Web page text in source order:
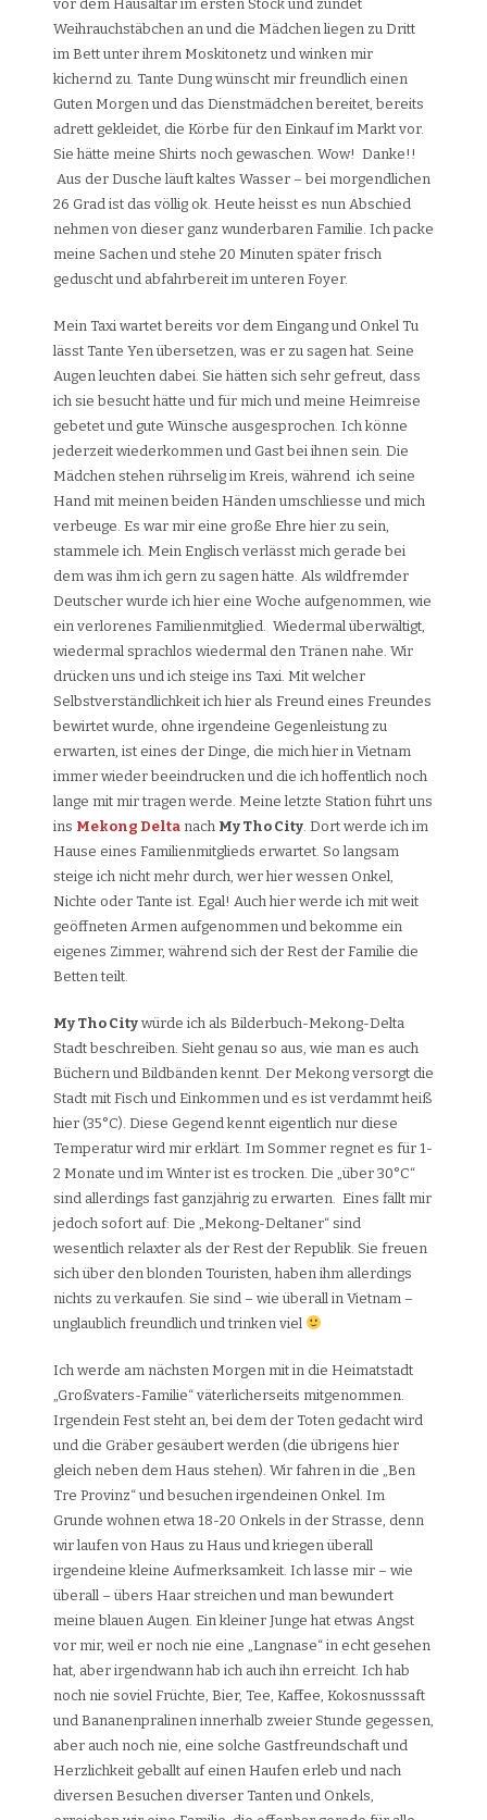
vor dem Hausaltar im ersten Stock und zündet
Weihrauchstäbchen an und die Mädchen liegen zu Dritt
im Bett unter ihrem Moskitonetz und winken mir
kichernd zu. Tante Dung wünscht mir freundlich einen
Guten Morgen und das Dienstmädchen bereitet, bereits
adrett gekleidet, die Körbe für den Einkauf im Markt vor.
Sie hätte meine Shirts noch gewaschen. Wow! Danke!!
Aus der Dusche läuft kaltes Wasser – bei morgendlichen
26 Grad ist das völlig ok. Heute heisst es nun Abschied
nehmen von dieser ganz wunderbaren Familie. Ich packe
meine Sachen und stehe 20 Minuten später frisch
geduscht und abfahrbereit im unteren Foyer.
Mein Taxi wartet bereits vor dem Eingang und Onkel Tu
lässt Tante Yen übersetzen, was er zu sagen hat. Seine
Augen leuchten dabei. Sie hätten sich sehr gefreut, dass
ich sie besucht hätte und für mich und meine Heimreise
gebetet und gute Wünsche ausgesprochen. Ich könne
jederzeit wiederkommen und Gast bei ihnen sein. Die
Mädchen stehen rührselig im Kreis, während ich seine
Hand mit meinen beiden Händen umschliesse und mich
verbeuge. Es war mir eine große Ehre hier zu sein,
stammele ich. Mein Englisch verlässt mich gerade bei
dem was ihm ich gern zu sagen hätte. Als wildfremder
Deutscher wurde ich hier eine Woche aufgenommen, wie
ein verlorenes Familienmitglied. Wiedermal überwältigt,
wiedermal sprachlos wiedermal den Tränen nahe. Wir
drücken uns und ich steige ins Taxi. Mit welcher
Selbstverständlichkeit ich hier als Freund eines Freundes
bewirtet wurde, ohne irgendeine Gegenleistung zu
erwarten, ist eines der Dinge, die mich hier in Vietnam
immer wieder beeindrucken und die ich hoffentlich noch
lange mit mir tragen werde. Meine letzte Station führt uns
ins Mekong Delta nach My Tho City . Dort werde ich im
Hause eines Familienmitglieds erwartet. So langsam
steige ich nicht mehr durch, wer hier wessen Onkel,
Nichte oder Tante ist. Egal! Auch hier werde ich mit weit
geöffneten Armen aufgenommen und bekomme ein
eigenes Zimmer, während sich der Rest der Familie die
Betten teilt.
My Tho City würde ich als Bilderbuch-Mekong-Delta
Stadt beschreiben. Sieht genau so aus, wie man es auch
Büchern und Bildbänden kennt. Der Mekong versorgt die
Stadt mit Fisch und Einkommen und es ist verdammt heiß
hier (35°C). Diese Gegend kennt eigentlich nur diese
Temperatur wird mir erklärt. Im Sommer regnet es für 1-
2 Monate und im Winter ist es trocken. Die „über 30°C“
sind allerdings fast ganzjährig zu erwarten. Eines fällt mir
jedoch sofort auf: Die „Mekong-Deltaner“ sind
wesentlich relaxter als der Rest der Republik. Sie freuen
sich über den blonden Touristen, haben ihm allerdings
nichts zu verkaufen. Sie sind – wie überall in Vietnam –
unglaublich freundlich und trinken viel
Ich werde am nächsten Morgen mit in die Heimatstadt
„Großvaters-Familie“ väterlicherseits mitgenommen.
Irgendein Fest steht an, bei dem der Toten gedacht wird
und die Gräber gesäubert werden (die übrigens hier
gleich neben dem Haus stehen). Wir fahren in die „Ben
Tre Provinz“ und besuchen irgendeinen Onkel. Im
Grunde wohnen etwa 18-20 Onkels in der Strasse, denn
wir laufen von Haus zu Haus und kriegen überall
irgendeine kleine Aufmerksamkeit. Ich lasse mir – wie
überall – übers Haar streichen und man bewundert
meine blauen Augen. Ein kleiner Junge hat etwas Angst
vor mir, weil er noch nie eine „Langnase“ in echt gesehen
hat, aber irgendwann hab ich auch ihn erreicht. Ich hab
noch nie soviel Früchte, Bier, Tee, Kaffee, Kokosnusssaft
und Bananenpralinen innerhalb zweier Stunde gegessen,
aber auch noch nie, eine solche Gastfreundschaft und
Herzlichkeit geballt auf einen Haufen erleb und nach
diversen Besuchen diverser Tanten und Onkels,